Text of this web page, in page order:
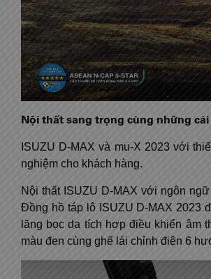
Nội thất sang trọng cùng những
ISUZU D-MAX và mu-X 2023 với
nghiệm cho khách hàng.
Nội thất ISUZU D-MAX với ngôn
Đồng hồ táp lô ISUZU D-MAX 2023
lăng bọc da tích hợp điều khiển âm
màu đen cùng ghế lái chỉnh điện 6